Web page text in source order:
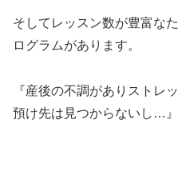
そしてレッスン数が豊富な
ログラムがあります。
『産後の不調がありストレ
預け先は見つからないし…